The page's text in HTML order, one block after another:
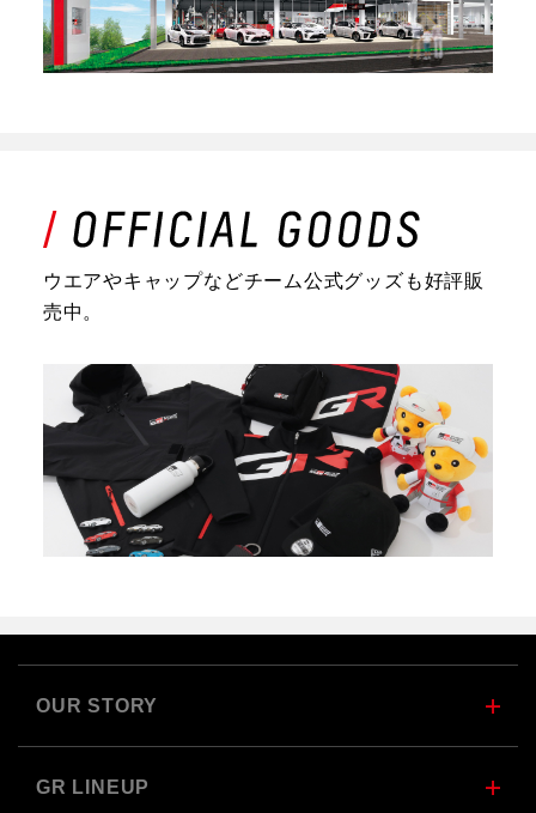
ウエアやキャップなどチーム公式グッズも好評販
売中。
OUR STORY
GR LINEUP